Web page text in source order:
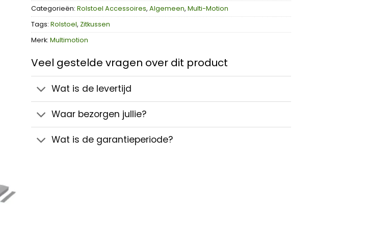
Categorieën: Rolstoel Accessoires, Algemeen, Multi-Motion
Tags: Rolstoel, Zitkussen
Merk: Multimotion
Veel gestelde vragen over dit product
Wat is de levertijd
Waar bezorgen jullie?
Wat is de garantieperiode?